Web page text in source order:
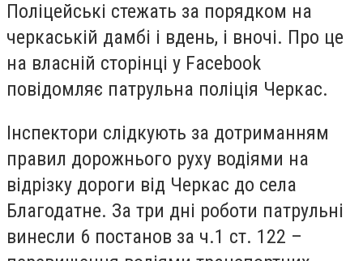
Поліцейські стежать за порядком на
черкаській дамбі і вдень, і вночі. Про це
на власній сторінці у Facebook
повідомляє патрульна поліція Черкас.
Інспектори слідкують за дотриманням
правил дорожнього руху водіями на
відрізку дороги від Черкас до села
Благодатне. За три дні роботи патрульні
винесли 6 постанов за ч.1 ст. 122 –